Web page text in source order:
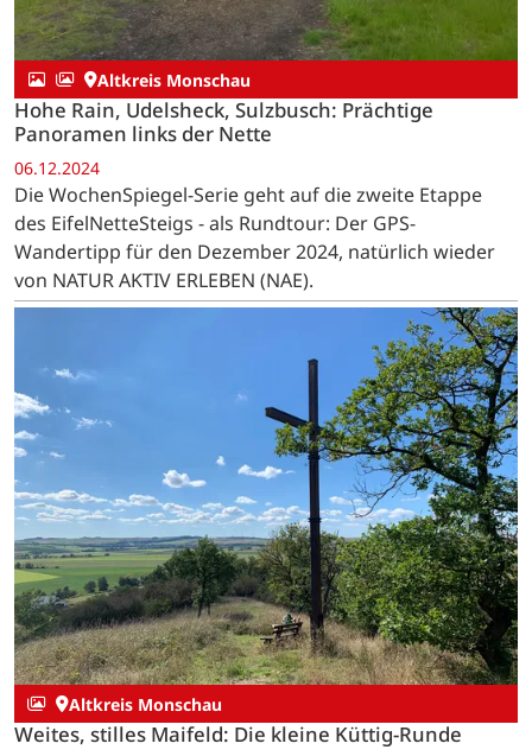
Altkreis Monschau
Hohe Rain, Udelsheck, Sulzbusch: Prächtige
Panoramen links der Nette
06.12.2024
Die WochenSpiegel-Serie geht auf die zweite Etappe
des EifelNetteSteigs - als Rundtour: Der GPS-
Wandertipp für den Dezember 2024, natürlich wieder
von NATUR AKTIV ERLEBEN (NAE).
Altkreis Monschau
Weites, stilles Maifeld: Die kleine Küttig-Runde